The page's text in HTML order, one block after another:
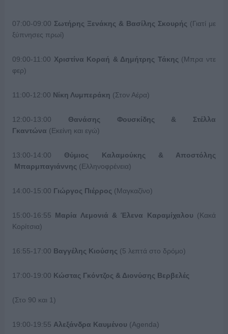
07:00-09:00 Σωτήρης Ξενάκης & Βασίλης Σκουρής (Γιατί με
ξύπνησες πρωί)
09:00-11:00 Χριστίνα Κοραή & Δημήτρης Τάκης (Μπρα ντε
φερ)
11:00-12:00 Νίκη Λυμπεράκη (Στον Αέρα)
12:00-13:00 Θανάσης Φουσκίδης & Στέλλα
Γκαντώνα (Εκείνη και εγώ)
13:00-14:00 Θύμιος Καλαμούκης & Αποστόλης
Μπαρμπαγιάννης (Ελληνοφρένεια)
14:00-15:00 Γιώργος Πιέρρος (Μαγκαζίνο)
15:00-16:55 Μαρία Λεμονιά & Έλενα Καραμίχαλου (Κακά
Κορίτσια)
16:55-17:00 Βαγγέλης Κιούσης (5 λεπτά στο δρόμο)
17:00-19:00 Κώστας Γκόντζος & Διονύσης Βερβελές
(Στο 90 και 1)
19:00-19:55 Αλεξάνδρα Καυμένου (Αgenda)